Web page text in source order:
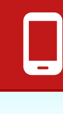
phone_android